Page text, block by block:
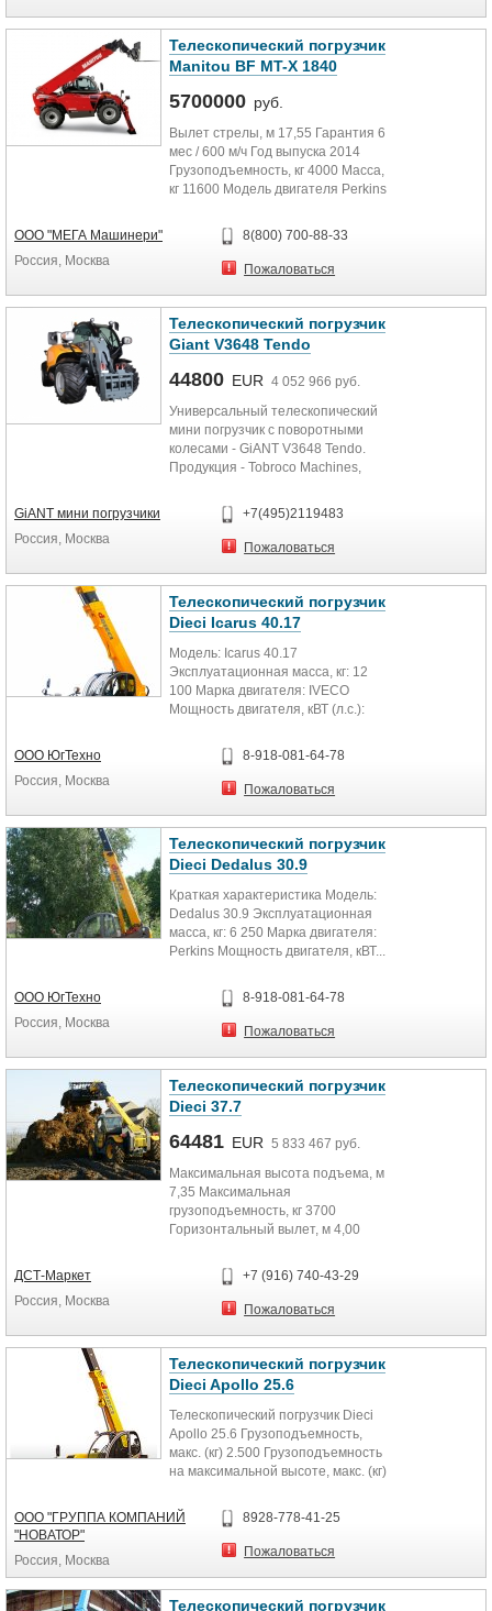
Телескопический погрузчик
Manitou BF MT-X 1840
5700000 руб.
Вылет стрелы, м 17,55 Гарантия 6
мес / 600 м/ч Год выпуска 2014
Грузоподъемность, кг 4000 Масса,
кг 11600 Модель двигателя Perkins
ООО "МЕГА Машинери"
Россия, Москва
8(800) 700-88-33
Пожаловаться
Телескопический погрузчик
Giant V3648 Tendo
44800 EUR 4 052 966 руб.
Универсальный телескопический
мини погрузчик с поворотными
колесами - GiANT V3648 Tendo.
Продукция - Tobroco Machines,
GiANT мини погрузчики
Россия, Москва
+7(495)2119483
Пожаловаться
Телескопический погрузчик
Dieci Icarus 40.17
Модель: Icarus 40.17
Эксплуатационная масса, кг: 12
100 Марка двигателя: IVECO
Мощность двигателя, кВТ (л.с.):
Максимальная...
ООО ЮгТехно
Россия, Москва
8-918-081-64-78
Пожаловаться
Телескопический погрузчик
Dieci Dedalus 30.9
Краткая характеристика Модель:
Dedalus 30.9 Эксплуатационная
масса, кг: 6 250 Марка двигателя:
Perkins Мощность двигателя, кВТ...
ООО ЮгТехно
Россия, Москва
8-918-081-64-78
Пожаловаться
Телескопический погрузчик
Dieci 37.7
64481 EUR 5 833 467 руб.
Максимальная высота подъема, м
7,35 Максимальная
грузоподъемность, кг 3700
Горизонтальный вылет, м 4,00
максимальном вылете, кг...
ДСТ-Маркет
Россия, Москва
+7 (916) 740-43-29
Пожаловаться
Телескопический погрузчик
Dieci Apollo 25.6
Телескопический погрузчик Dieci
Apollo 25.6 Грузоподъемность,
макс. (кг) 2.500 Грузоподъемность
на максимальной высоте, макс. (кг)
ООО "ГРУППА КОМПАНИЙ
"НОВАТОР"
Россия, Москва
8928-778-41-25
Пожаловаться
Телескопический погрузчик